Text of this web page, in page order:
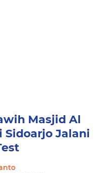
Masjid Al
Sidoarjo Jalani